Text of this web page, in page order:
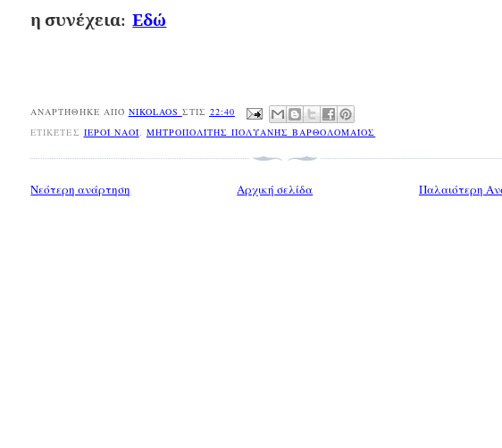
η συνέχεια:Εδώ
ΑΝΑΡΤΉΘΗΚΕ ΑΠΌ NIKOLAOS ΣΤΙΣ 22:40
ΕΤΙΚΈΤΕΣ ΙΕΡΟΊ ΝΑΟΊ, ΜΗΤΡΟΠΟΛΊΤΗΣ ΠΟΛΥΑΝΉΣ ΒΑΡΘΟΛΟΜΑΊΟΣ
Νεότερη ανάρτηση Παλαιότερη
Αρχική σελίδα